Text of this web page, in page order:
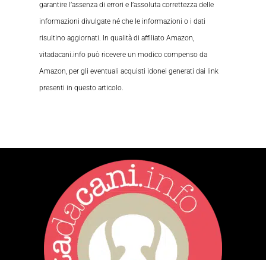
garantire l’assenza di errori e l’assoluta correttezza delle
informazioni divulgate né che le informazioni o i dati
risultino aggiornati. In qualità di affiliato Amazon,
vitadacani.info può ricevere un modico compenso da
Amazon, per gli eventuali acquisti idonei generati dai link
presenti in questo articolo.